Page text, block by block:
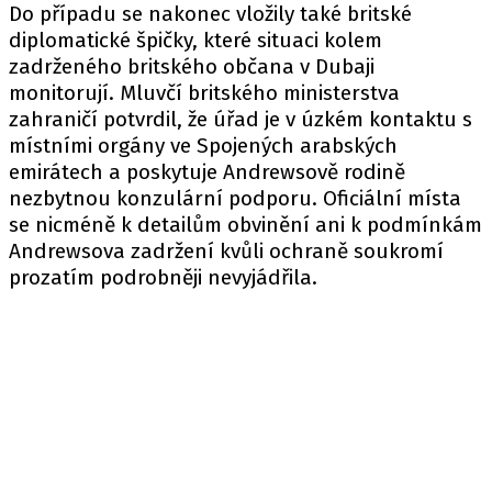
Do případu se nakonec vložily také britské
diplomatické špičky, které situaci kolem
zadrženého britského občana v Dubaji
monitorují. Mluvčí britského ministerstva
zahraničí potvrdil, že úřad je v úzkém kontaktu s
místními orgány ve Spojených arabských
emirátech a poskytuje Andrewsově rodině
nezbytnou konzulární podporu. Oficiální místa
se nicméně k detailům obvinění ani k podmínkám
Andrewsova zadržení kvůli ochraně soukromí
prozatím podrobněji nevyjádřila.